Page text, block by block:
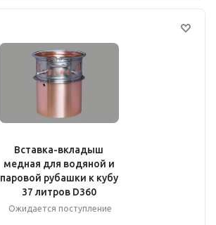
Вставка-вкладыш
медная для водяной и
паровой рубашки к кубу
37 литров D360
Ожидается поступление